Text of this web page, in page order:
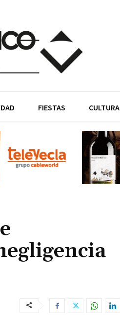
FIESTAS CULTURA